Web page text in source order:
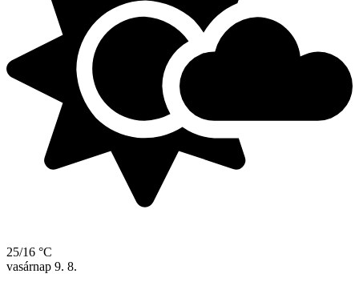
25/16 °C
vasárnap 9. 8.